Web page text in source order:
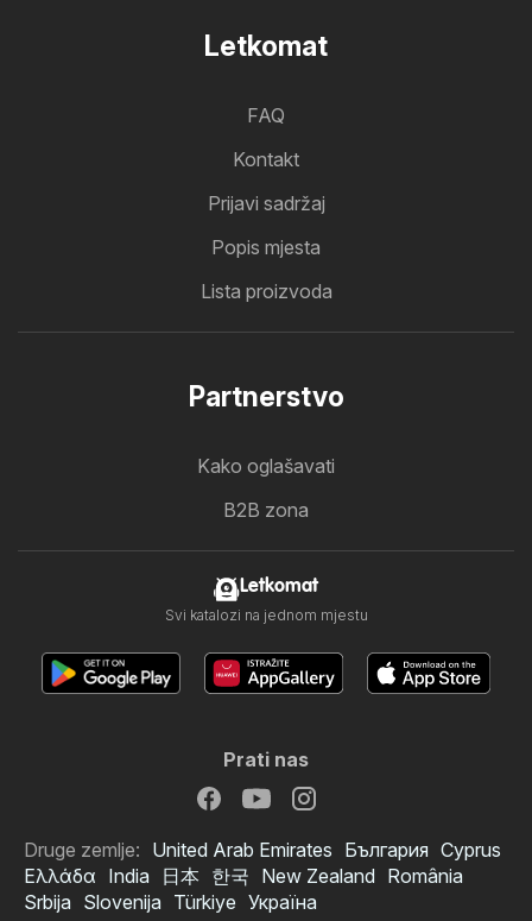
Letkomat
FAQ
Kontakt
Prijavi sadržaj
Popis mjesta
Lista proizvoda
Partnerstvo
Kako oglašavati
B2B zona
Letkomat
Svi katalozi na jednom mjestu
Prati nas
Druge zemlje: United Arab Emirates България Cyprus
Ελλάδα India 日本 한국 New Zealand România
Srbija Slovenija Türkiye Україна